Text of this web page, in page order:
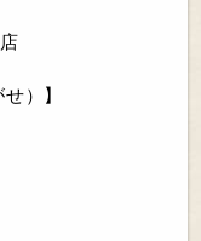
せ）】